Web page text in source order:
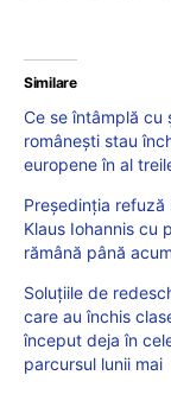
Similare
Ce se întâmplă cu
românești stau
europene în al
Președinția
Klaus Iohannis cu
rămână până
Soluțiile de
care au închis
început deja în
parcursul lunii mai